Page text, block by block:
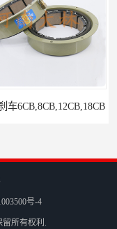
号-4
留所有权利.